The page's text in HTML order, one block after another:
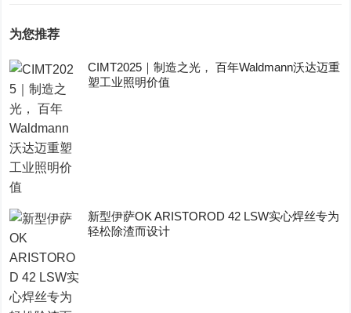
为您推荐
CIMT2025｜制造之光， 百年Waldmann沃达迈重
塑工业照明价值
新型伊萨OK ARISTOROD 42 LSW实心焊丝专为
轻松除渣而设计